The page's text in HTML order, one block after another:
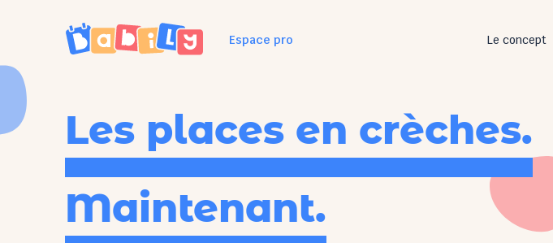
Espace pro Le concept
Les places en crèches.
Maintenant.